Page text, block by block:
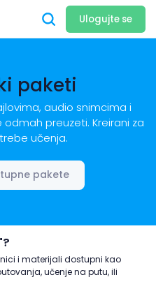
Ulogujte se
paketi
audio snimcima i
preuzeti. Kreirani za
učenja.
pakete
i materijali dostupni kao
učenje na putu, ili